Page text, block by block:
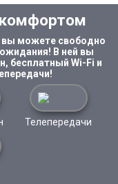
можете свободно
В ней вы
бесплатный Wi-Fi и
Телепередачи